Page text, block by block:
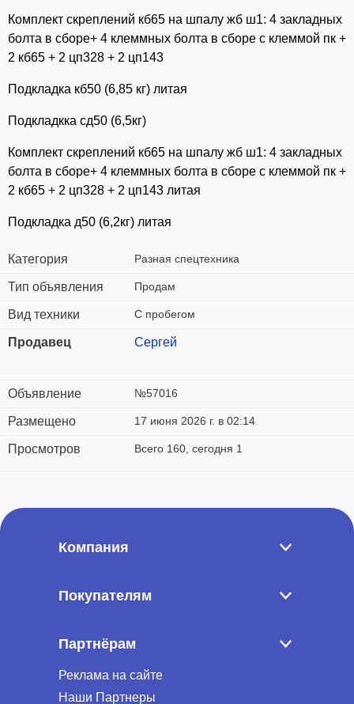
Комплект скреплений кб65 на шпалу жб ш1: 4 закладных
болта в сборе+ 4 клеммных болта в сборе с клеммой пк +
2 кб65 + 2 цп328 + 2 цп143
Подкладка кб50 (6,85 кг) литая
Подкладкка сд50 (6,5кг)
Комплект скреплений кб65 на шпалу жб ш1: 4 закладных
болта в сборе+ 4 клеммных болта в сборе с клеммой пк +
2 кб65 + 2 цп328 + 2 цп143 литая
Подкладка д50 (6,2кг) литая
Категория Разная спецтехника
Тип объявления Продам
Вид техники С пробегом
Продавец Сергей
Объявление №57016
Размещено 17 июня 2026 г. в 02:14
Просмотров Всего 160, сегодня 1
Компания
Покупателям
Партнёрам
Реклама на сайте
Наши Партнеры